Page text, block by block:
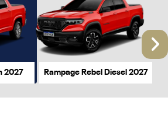
2027 Rampage Rebel Diesel 2027